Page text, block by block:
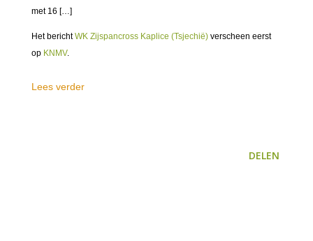
met 16 […]
Het berichtWK Zijspancross Kaplice (Tsjechië) verscheen eerst
op KNMV.
Lees verder
DELEN